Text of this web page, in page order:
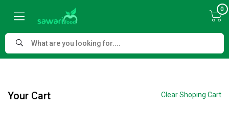
0
Your Cart Clear Shoping Cart